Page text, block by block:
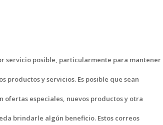
servicio posible, particularmente para mantener
y servicios. Es posible que sean
especiales, nuevos productos y otra
brindarle algún beneficio. Estos correos